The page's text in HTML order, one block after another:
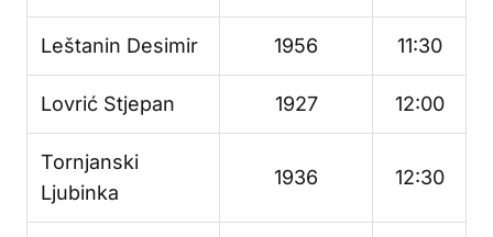
Leštanin Desimir 1956 11:30
Lovrić Stjepan 1927 12:00
Tornjanski
Ljubinka
1936 12:30